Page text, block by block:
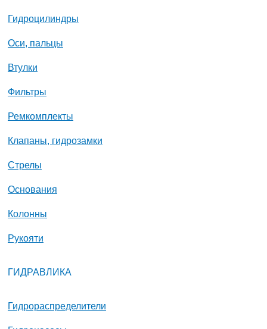
Гидроцилиндры
Оси, пальцы
Втулки
Фильтры
Ремкомплекты
Клапаны, гидрозамки
Стрелы
Основания
Колонны
Рукояти
ГИДРАВЛИКА
Гидрораспределители